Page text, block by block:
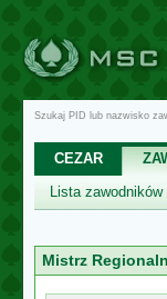
Szukaj PID lub nazwisko
CEZAR
Lista zawodników
Mistrz